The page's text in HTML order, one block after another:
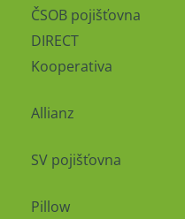
ČSOB pojišťovna
DIRECT
Kooperativa
Allianz
SV pojišťovna
Pillow